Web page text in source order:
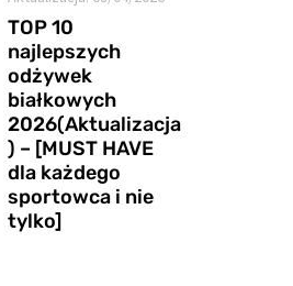
TOP 10
najlepszych
odżywek
białkowych
2026(Aktualizacja
) – [MUST HAVE
dla każdego
sportowca i nie
tylko]